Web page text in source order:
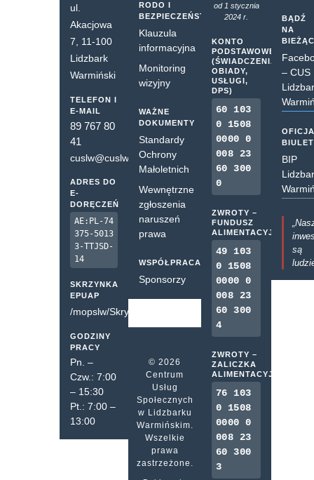
ul.
Akacjowa
7, 11-100
Lidzbark
Warmiński
TELEFON I
E-MAIL
89 767 80
41
cuslw@cuslw.pl
ADRES DO
E-
DORĘCZEŃ
AE:PL-74
375-5013
3-TTJSD-
14
SKRZYNKA
EPUAP
/mopslw/SkrytkaESP
GODZINY
PRACY
Pn. –
Czw.: 7:00
– 15:30
Pt.: 7:00 –
13:00
RODO I
BEZPIECZEŃSTWO
Klauzula
informacyjna
Monitoring
wizyjny
WAŻNE
DOKUMENTY
Standardy
Ochrony
Małoletnich
Wewnętrzne
zgłoszenia
naruszeń
prawa
WSPÓŁPRACA
Sponsorzy
© 2026
Centrum
Usług
Społecznych
w Lidzbarku
Warmińskim.
Wszelkie
prawa
zastrzeżone.
od 1 stycznia
2024 r.
KONTO
PODSTAWOWE
(ŚWIADCZENIA,
OBIADY,
USŁUGI,
DPS)
60 103
0 1508
0000 0
008 23
60 300
0
ZWROTY –
FUNDUSZ
ALIMENTACYJNY
49 103
0 1508
0000 0
008 23
60 300
4
ZWROTY –
ZALICZKA
ALIMENTACYJNA
76 103
0 1508
0000 0
008 23
60 300
3
BĄDŹ
NA
– CUS
BIP
są